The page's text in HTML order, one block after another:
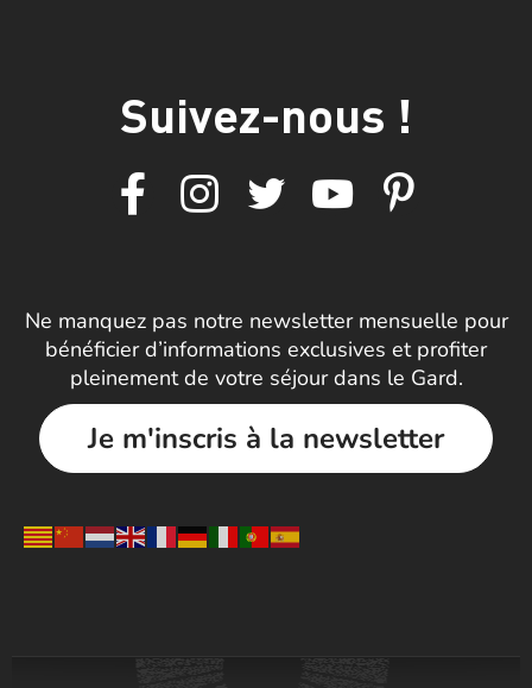
Suivez-nous !
Ne manquez pas notre newsletter mensuelle pour
bénéficier d’informations exclusives et profiter
pleinement de votre séjour dans le Gard.
Je m'inscris à la newsletter